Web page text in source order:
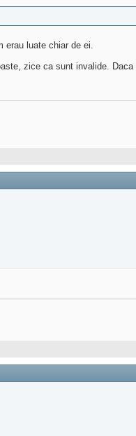
erau luate chiar de ei.
zice ca sunt invalide.